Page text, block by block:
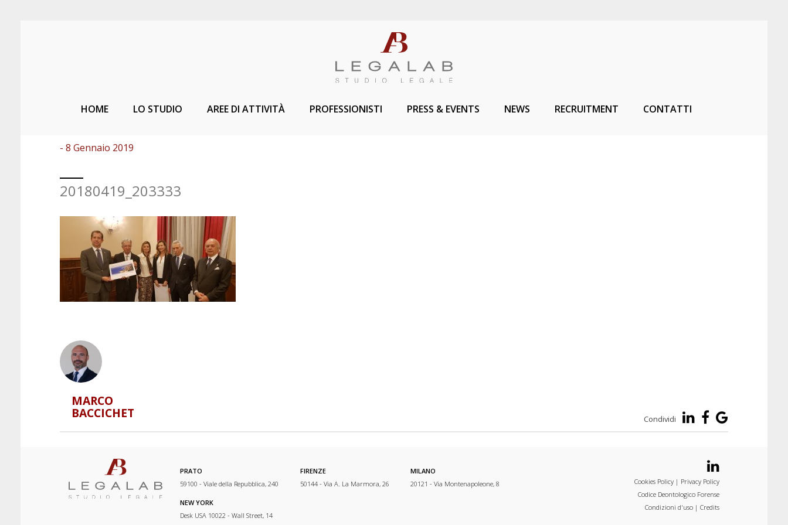
HOME LO STUDIO AREE DI ATTIVITÀ PROFESSIONISTI PRESS & EVENTS NEWS RECRUITMENT CONTATTI
- 8 Gennaio 2019
20180419_203333
MARCO
BACCICHET Condividi
PRATO
59100 - Viale della Repubblica, 240
FIRENZE
50144 - Via A. La Marmora, 26
MILANO
20121 - Via Montenapoleone, 8
NEW YORK
Desk USA 10022 - Wall Street, 14
Cookies Policy | Privacy Policy
Codice Deontologico Forense
Condizioni d'uso | Credits